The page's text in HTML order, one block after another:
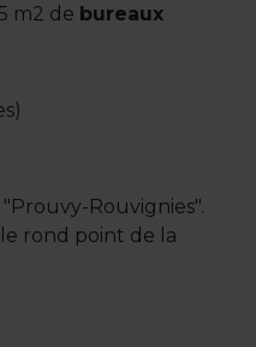
m2 de bureaux
Rouvignies".
rond point de la